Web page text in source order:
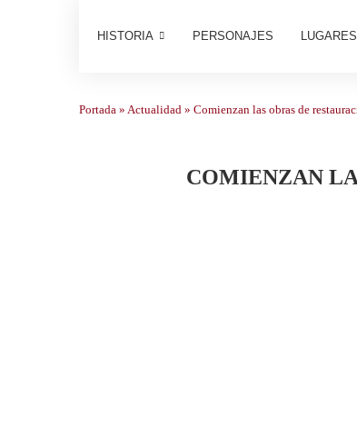
HISTORIA PERSONAJES LUGARES
Portada » Actualidad » Comienzan las obras de
COMIENZAN